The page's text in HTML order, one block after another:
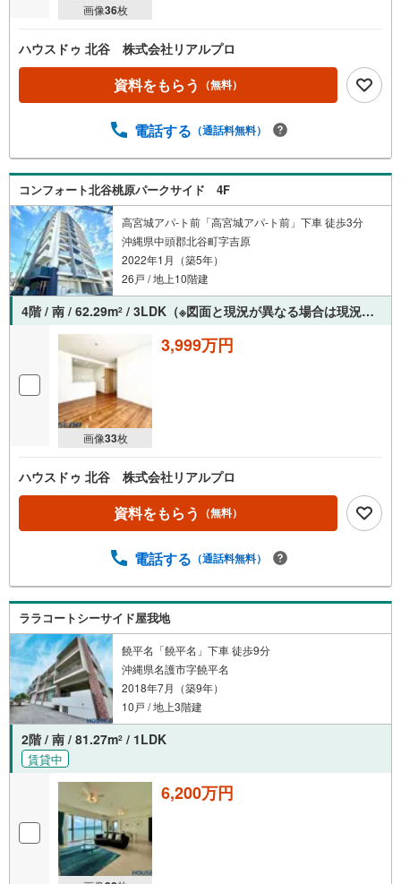
画像36枚
ハウスドゥ 北谷 株式会社リアルプロ
資料をもらう （無料）
電話する （通話料無料）
コンフォート北谷桃原パークサイド 4F
高宮城アパ-ト前「高宮城アパ-ト前」下車 徒歩3分
沖縄県中頭郡北谷町字吉原
2022年1月（築5年）
26戸 / 地上10階建
4階 / 南 / 62.29m2 / 3LDK（※図面と現況が異なる場合は現況を優先させていただきます。）
画像33枚
3,999万円
ハウスドゥ 北谷 株式会社リアルプロ
資料をもらう （無料）
電話する （通話料無料）
ララコートシーサイド屋我地
饒平名「饒平名」下車 徒歩9分
沖縄県名護市字饒平名
2018年7月（築9年）
10戸 / 地上3階建
2階 / 南 / 81.27m2 / 1LDK
賃貸中
6,200万円